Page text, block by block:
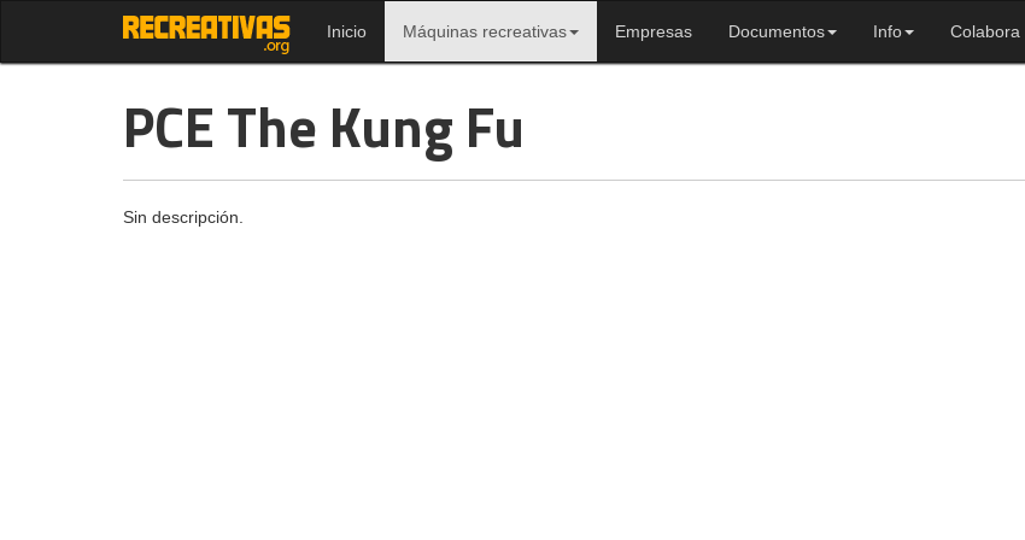
Inicio Máquinas recreativas Empresas Documentos Info Colabora
PCE The Kung Fu
Sin descripción.